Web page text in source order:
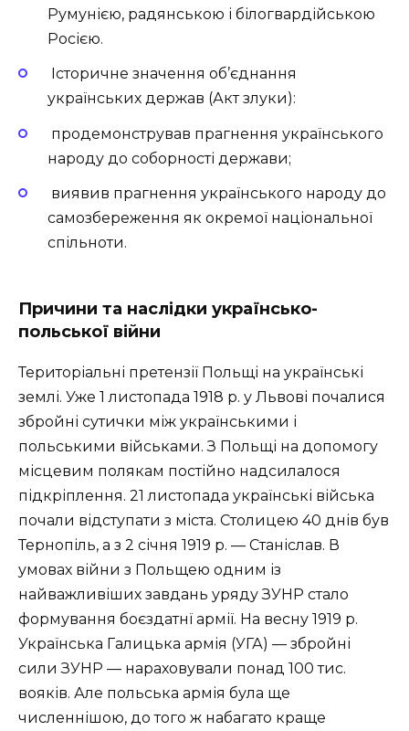
Румунією, радянською і білогвардійською
Росією.
Історичне значення об’єднання
українських держав (Акт злуки):
продемонстрував прагнення українського
народу до соборності держави;
виявив прагнення українського народу до
самозбереження як окремої національної
спільноти.
Причини та наслідки українсько-
польської війни
Територіальні претензії Польщі на українські
землі. Уже 1 листопада 1918 р. у Львові почалися
збройні сутички між українськими і
польськими військами. З Польщі на допомогу
місцевим полякам постійно надсилалося
підкріплення. 21 листопада українські війська
почали відступати з міста. Столицею 40 днів був
Тернопіль, а з 2 січня 1919 р. — Станіслав. В
умовах війни з Польщею одним із
найважливіших завдань уряду ЗУНР стало
формування боєздатнї армії. На весну 1919 р.
Українська Галицька армія (УГА) — збройні
сили ЗУНР — нараховували понад 100 тис.
вояків. Але польська армія була ще
численнішою, до того ж набагато краще